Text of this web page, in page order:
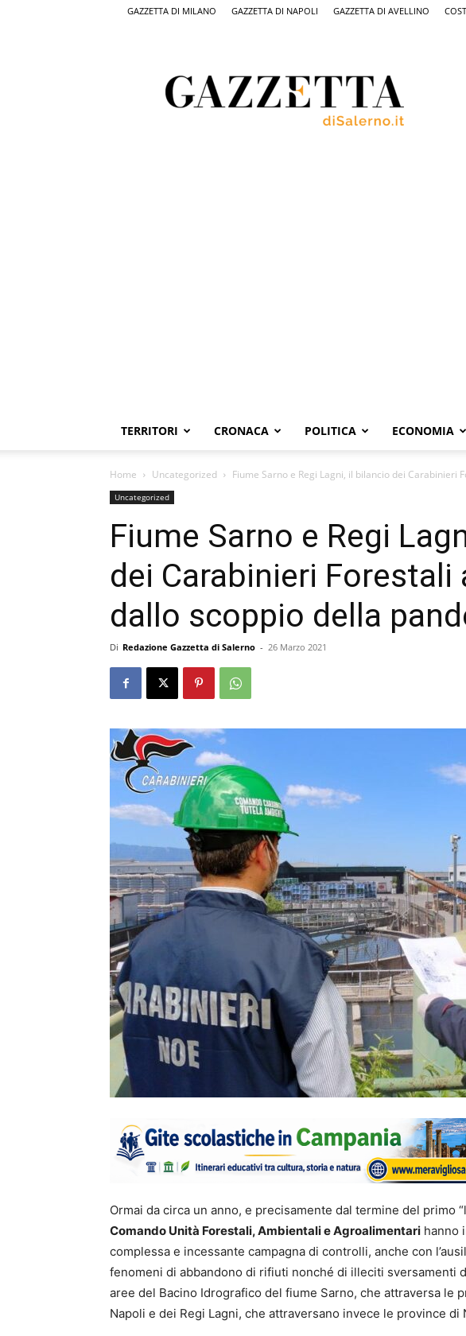
GAZZETTA DI MILANO GAZZETTA DI NAPOLI GAZZETTA DI AVELLINO
Salerno,
il
quotidiano
TERRITORI CRONACA POLITICA ECONOMIA
Home Uncategorized Fiume Sarno e Regi Lagni, il bilancio dei Carabinieri
Uncategorized
Fiume Sarno e Regi
dei Carabinieri Forestali
dallo scoppio della
Di Redazione Gazzetta di Salerno - 26 Marzo 2021
Ormai da circa un anno, e precisamente dal termine del primo
Comando Unità Forestali, Ambientali e Agroalimentari hanno
complessa e incessante campagna di controlli, anche con
fenomeni di abbandono di rifiuti nonché di illeciti sversamenti
aree del Bacino Idrografico del fiume Sarno, che attraversa le
Napoli e dei Regi Lagni, che attraversano invece le province di